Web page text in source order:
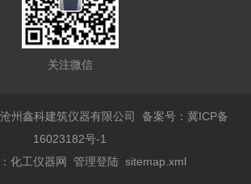
关注微信
州鑫科建筑仪器有限公司备案号：冀ICP备
16023182号-1
化工仪器网 管理登陆 sitemap.xml